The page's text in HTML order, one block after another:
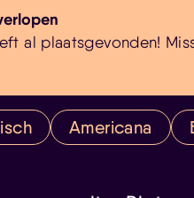
al plaatsgevonden!
Americana